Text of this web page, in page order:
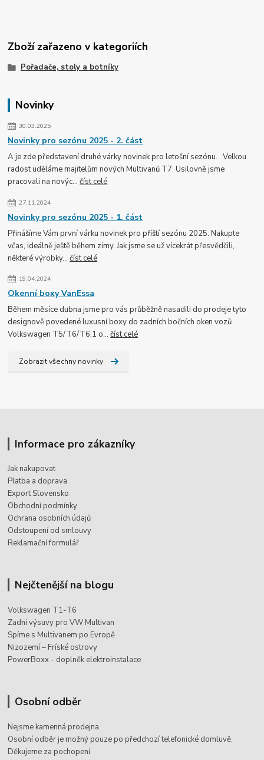
Novinky
30.03.2025
Novinky pro sezónu 2025 - 2. část
A je zde představení druhé várky novinek pro letošní sezónu. Velkou
radost uděláme majitelům nových Multivanů T7. Usilovně jsme
pracovali na novýc...číst celé
27.11.2024
Novinky pro sezónu 2025 - 1. část
Přinášíme Vám první várku novinek pro příští sezónu 2025. Nakupte
včas, ideálně ještě během zimy. Jak jsme se už vícekrát přesvědčili,
některé výrobky...číst celé
19.04.2024
Okenní boxy VanEssa
Během měsíce dubna jsme pro vás průběžně nasadili do prodeje tyto
designově povedené luxusní boxy do zadních bočních oken vozů
Volkswagen T5/T6/T6.1 o...číst celé
Zobrazit všechny novinky
Zboží zařazeno v kategoriích
Pořadače, stoly a botníky
Informace pro zákazníky
Jak nakupovat
Platba a doprava
Export Slovensko
Obchodní podmínky
Ochrana osobních údajů
Odstoupení od smlouvy
Reklamační formulář
Nejčtenější na blogu
Volkswagen T1-T6
Zadní výsuvy pro VW Multivan
Spíme s Multivanem po Evropě
Nizozemí – Fríské ostrovy
PowerBoxx - doplněk elektroinstalace
Osobní odběr
Nejsme kamenná prodejna.
Osobní odběr je možný pouze po předchozí telefonické domluvě.
Děkujeme za pochopení.